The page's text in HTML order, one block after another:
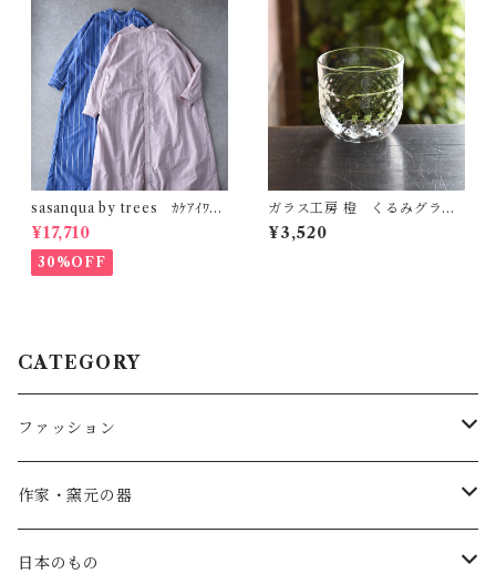
sasanqua by trees ｶｹｱｲﾜﾝ
ﾋﾟｰｽ AN-318
¥17,710
30%OFF
ガラス工房 橙 くるみグラス
（ダイヤ）
¥3,520
CATEGORY
ファッション
SALE
atelier naruse
作家・窯元の器
矢島操(器)
日本のもの